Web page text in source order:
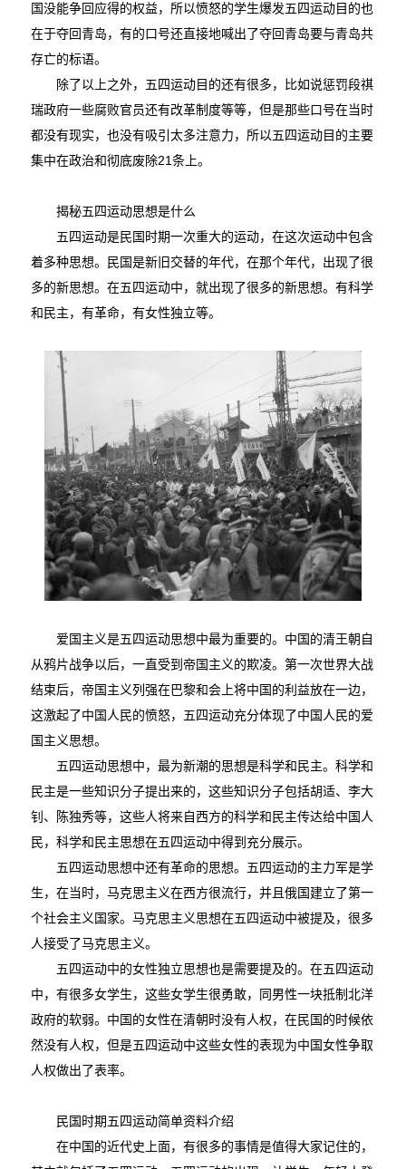
国没能争回应得的权益，所以愤怒的学生爆发五四运动目的也
在于夺回青岛，有的口号还直接地喊出了夺回青岛要与青岛共
存亡的标语。
除了以上之外，五四运动目的还有很多，比如说惩罚段祺
瑞政府一些腐败官员还有改革制度等等，但是那些口号在当时
都没有现实，也没有吸引太多注意力，所以五四运动目的主要
集中在政治和彻底废除21条上。
揭秘五四运动思想是什么
五四运动是民国时期一次重大的运动，在这次运动中包含
着多种思想。民国是新旧交替的年代，在那个年代，出现了很
多的新思想。在五四运动中，就出现了很多的新思想。有科学
和民主，有革命，有女性独立等。
爱国主义是五四运动思想中最为重要的。中国的清王朝自
从鸦片战争以后，一直受到帝国主义的欺凌。第一次世界大战
结束后，帝国主义列强在巴黎和会上将中国的利益放在一边，
这激起了中国人民的愤怒，五四运动充分体现了中国人民的爱
国主义思想。
五四运动思想中，最为新潮的思想是科学和民主。科学和
民主是一些知识分子提出来的，这些知识分子包括胡适、李大
钊、陈独秀等，这些人将来自西方的科学和民主传达给中国人
民，科学和民主思想在五四运动中得到充分展示。
五四运动思想中还有革命的思想。五四运动的主力军是学
生，在当时，马克思主义在西方很流行，并且俄国建立了第一
个社会主义国家。马克思主义思想在五四运动中被提及，很多
人接受了马克思主义。
五四运动中的女性独立思想也是需要提及的。在五四运动
中，有很多女学生，这些女学生很勇敢，同男性一块抵制北洋
政府的软弱。中国的女性在清朝时没有人权，在民国的时候依
然没有人权，但是五四运动中这些女性的表现为中国女性争取
人权做出了表率。
民国时期五四运动简单资料介绍
在中国的近代史上面，有很多的事情是值得大家记住的，